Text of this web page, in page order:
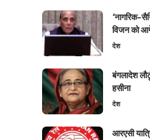
‘नागरिक-
विजन को
देश
बंगलादेश
हसीना
देश
आरएसी